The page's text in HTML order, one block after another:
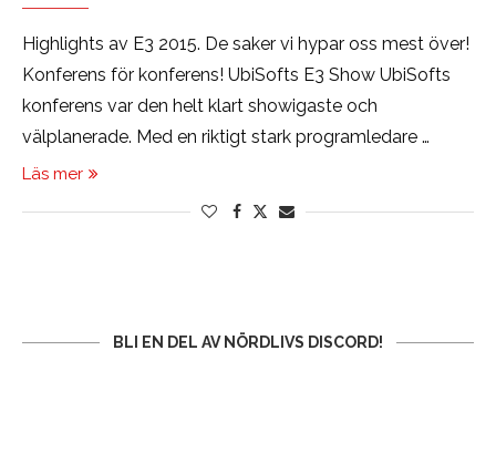
Highlights av E3 2015. De saker vi hypar oss mest över!
Konferens för konferens! UbiSofts E3 Show UbiSofts
konferens var den helt klart showigaste och
välplanerade. Med en riktigt stark programledare …
Läs mer
BLI EN DEL AV NÖRDLIVS DISCORD!